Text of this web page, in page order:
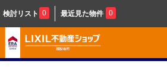
検討リスト 0 最近見た物件 0